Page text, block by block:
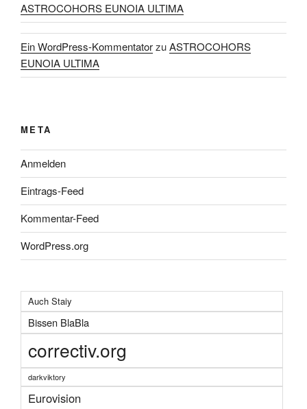
ASTROCOHORS EUNOIA ULTIMA
Ein WordPress-KommentatorzuASTROCOHORS
EUNOIA ULTIMA
META
Anmelden
Eintrags-Feed
Kommentar-Feed
WordPress.org
Auch Staiy
Bissen BlaBla
correctiv.org
darkviktory
Eurovision